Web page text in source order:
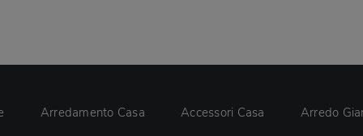
Arredamento Casa Accessori Casa Arredo